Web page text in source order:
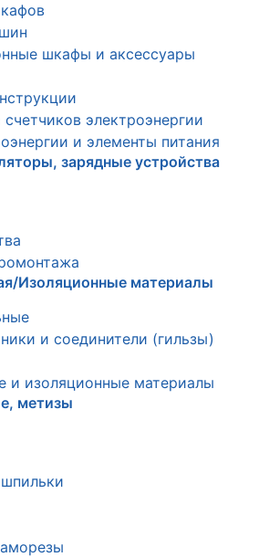
шкафы и аксессуары
электроэнергии
и элементы питания
зарядные устройства
Изоляционные материалы
и соединители (гильзы)
и изоляционные материалы
метизы